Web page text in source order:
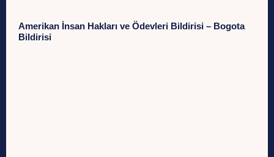
Amerikan İnsan Hakları ve Ödevleri Bildirisi – Bogota
Bildirisi